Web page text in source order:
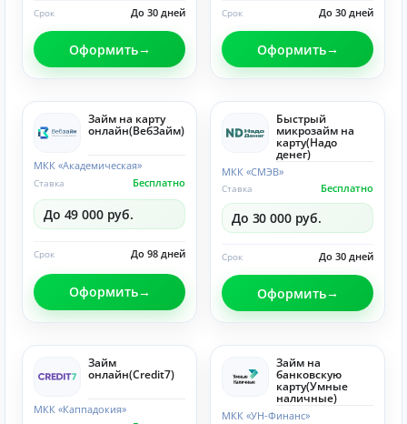
До 30 дней
Срок
Оформить
До 30 дней
Срок
Оформить
Займ на карту
онлайн(ВебЗайм)
МКК «Академическая»
Бесплатно
Ставка
До 49 000 руб.
До 98 дней
Срок
Оформить
Быстрый
микрозайм на
карту(Надо
денег)
МКК «СМЭВ»
Бесплатно
Ставка
До 30 000 руб.
До 30 дней
Срок
Оформить
Займ
онлайн(Credit7)
МКК «Каппадокия»
Займ на
банковскую
карту(Умные
наличные)
МКК «УН-Финанс»